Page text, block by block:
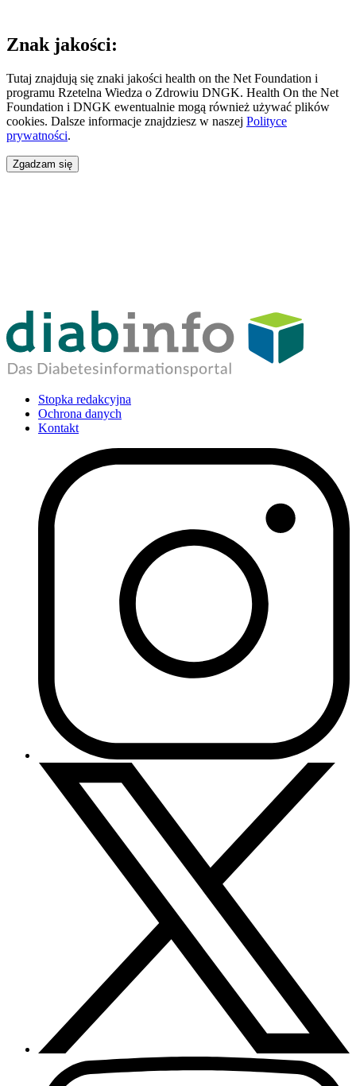
Znak jakości:
Tutaj znajdują się znaki jakości health on the Net Foundation i
programu Rzetelna Wiedza o Zdrowiu DNGK. Health On the Net
Foundation i DNGK ewentualnie mogą również używać plików
cookies. Dalsze informacje znajdziesz w naszej Polityce
prywatności.
Zgadzam się
Stopka redakcyjna
Ochrona danych
Kontakt